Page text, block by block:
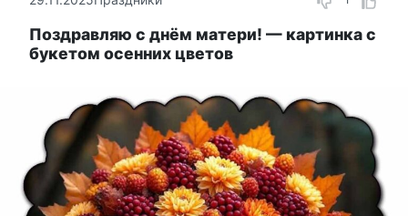
Поздравляю с днём матери! — картинка с
букетом осенних цветов